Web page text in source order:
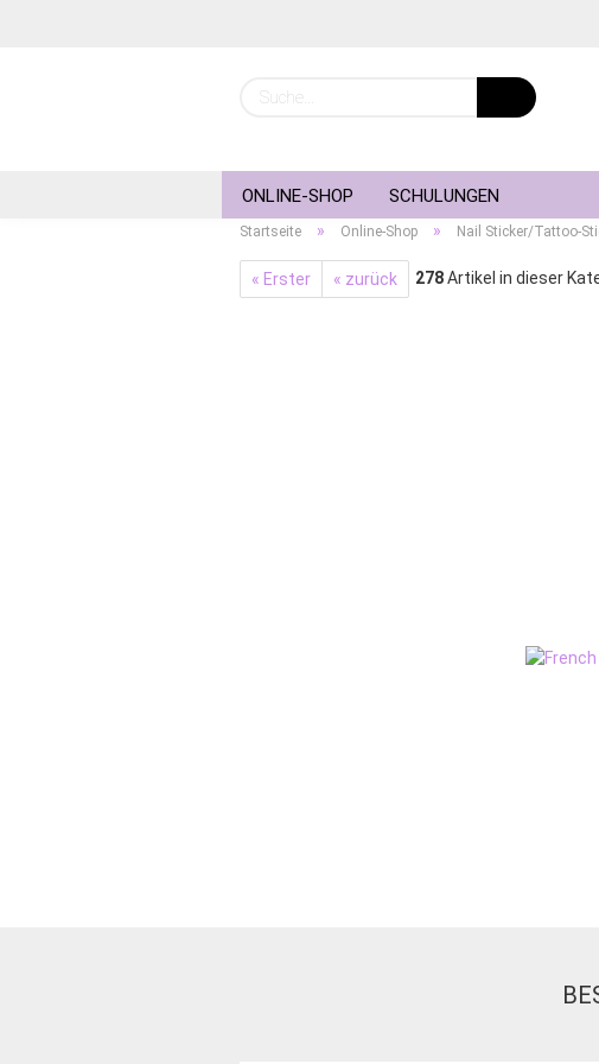
ONLINE-SHOP SCHULUNGEN
Startseite » Online-Shop » Nail Sticker/Tattoo-
« Erster « zurück 278Artikel in dieser